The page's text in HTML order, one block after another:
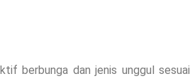
berbunga dan jenis unggul sesuai